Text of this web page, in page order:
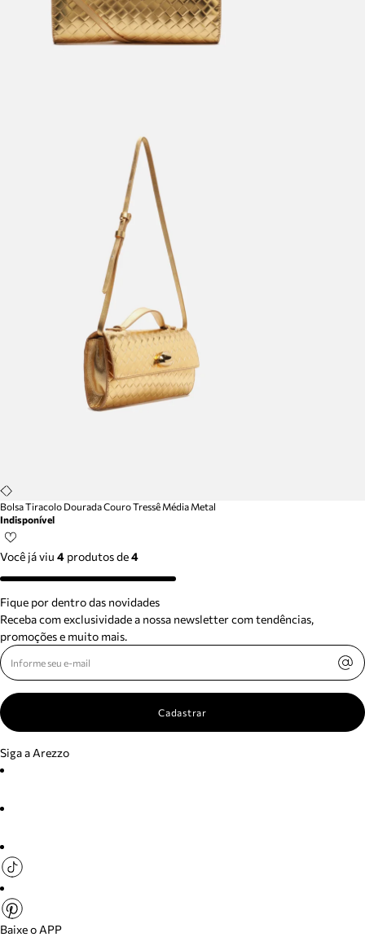
Bolsa Tiracolo Dourada Couro Tressê Média Metal
Indisponível
Você já viu 4 produtosde4
Fique por dentro das novidades
Receba com exclusividade a nossa newsletter com tendências,
promoções e muito mais.
Cadastrar
Siga a Arezzo
Baixe o APP